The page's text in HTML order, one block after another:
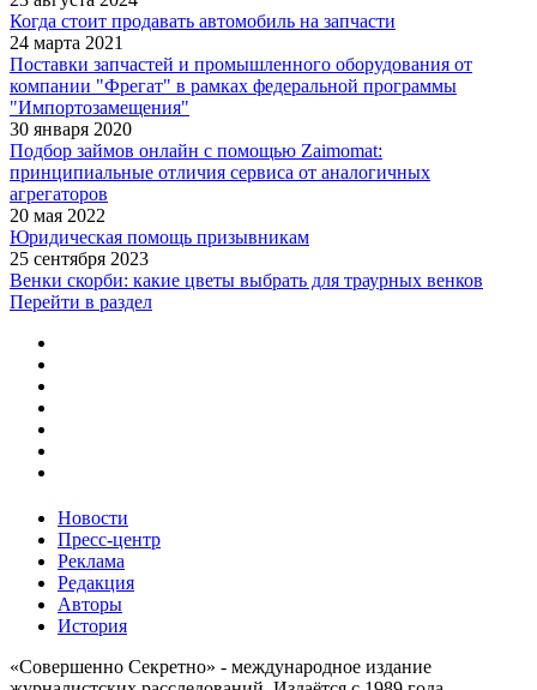
Когда стоит продавать автомобиль на запчасти
24 марта 2021
Поставки запчастей и промышленного оборудования от
компании "Фрегат" в рамках федеральной программы
"Импортозамещения"
30 января 2020
Подбор займов онлайн с помощью Zaimomat:
принципиальные отличия сервиса от аналогичных
агрегаторов
20 мая 2022
Юридическая помощь призывникам
25 сентября 2023
Венки скорби: какие цветы выбрать для траурных венков
Перейти в раздел
Новости
Пресс-центр
Реклама
Редакция
Авторы
История
«Совершенно Секретно» - международное издание